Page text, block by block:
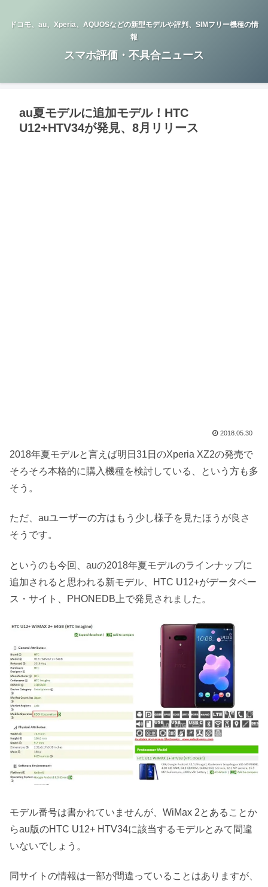
ドコモ、au、Xperia、AQUOSなどの新型モデルや評判、SIMフリー機種の情
報
スマホ評価・不具合ニュース
au夏モデルに追加モデル！HTC
U12+HTV34が発見、8月リリース
2018.05.30
2018年夏モデルと言えば明日31日のXperia XZ2の発売で
そろそろ本格的に購入機種を検討している、という方も多
そう。
ただ、auユーザーの方はもう少し様子を見たほうが良さ
そうです。
というのも今回、auの2018年夏モデルのラインナップに
追加されると思われる新モデル、HTC U12+がデータベー
ス・サイト、PHONEDB上で発見されました。
モデル番号は書かれていませんが、WiMax 2とあることか
らau版のHTC U12+ HTV34に該当するモデルとみて間違
いないでしょう。
同サイトの情報は一部が間違っていることはありますが、